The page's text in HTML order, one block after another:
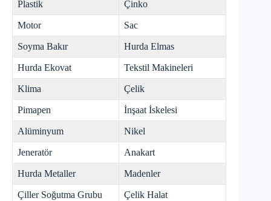
Plastik Çinko
Motor Sac
Soyma Bakır Hurda Elmas
Hurda Ekovat Tekstil Makineleri
Klima Çelik
Pimapen İnşaat İskelesi
Alüminyum Nikel
Jeneratör Anakart
Hurda Metaller Madenler
Çiller Soğutma Grubu Çelik Halat